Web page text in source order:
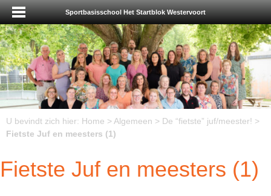
Sportbasisschool Het Startblok Westervoort
U bevindt zich hier: Home > Algemeen > De “fietste” juf/meester! >
Fietste Juf en meesters (1)
Fietste Juf en meesters (1)